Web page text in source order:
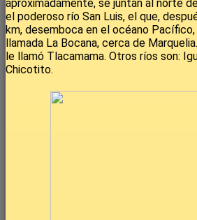
aproximadamente, se juntan al norte
el poderoso río San Luis, el que,
km, desemboca en el océano
llamada La Bocana, cerca de
le llamó Tlacamama. Otros ríos son:
Chicotito.